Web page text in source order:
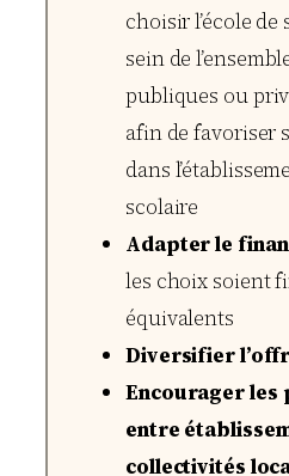
choisir l’école de
sein de
publiques ou
afin de favoriser
dans
scolaire
Adapter le
les choix soient
équivalents
Diversifier
Encourager les
entre
collectivités